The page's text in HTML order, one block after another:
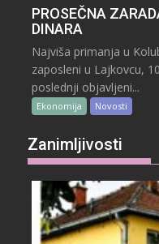
PROSEČNA
DINARA
Najviša primanja u
zaposleni u Lajkovcu,
poslednji objavljeni...
Ekonomija Novosti
Zanimljivosti